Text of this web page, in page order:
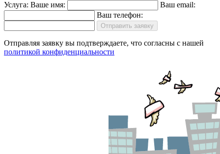
Услуга: Ваше имя:
Ваш email:
Ваш телефон:
Отправить заявку
Отправляя заявку вы подтверждаете, что согласны с нашей
политикой конфиденциальности